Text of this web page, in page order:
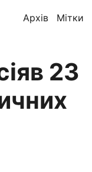
Архів Мітки
23